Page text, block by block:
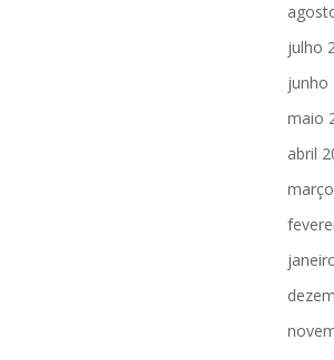
julho
junho
maio
abril